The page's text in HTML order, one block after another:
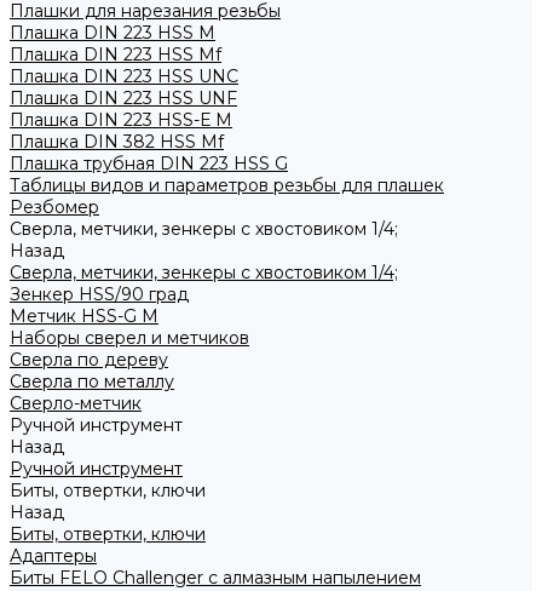
Плашки для нарезания резьбы
Плашка DIN 223 HSS M
Плашка DIN 223 HSS Mf
Плашка DIN 223 HSS UNC
Плашка DIN 223 HSS UNF
Плашка DIN 223 HSS-Е M
Плашка DIN 382 HSS Mf
Плашка трубная DIN 223 HSS G
Таблицы видов и параметров резьбы для плашек
Резбомер
Сверла, метчики, зенкеры с хвостовиком 1/4;
Назад
Сверла, метчики, зенкеры с хвостовиком 1/4;
Зенкер HSS/90 град
Метчик HSS-G М
Наборы сверел и метчиков
Сверла по дереву
Сверла по металлу
Сверло-метчик
Ручной инструмент
Назад
Ручной инструмент
Биты, отвертки, ключи
Назад
Биты, отвертки, ключи
Адаптеры
Биты FELO Challenger с алмазным напылением